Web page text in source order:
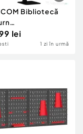
Bibliotecă
cu 11
Maro Rustic
lei
1 zi în urmă